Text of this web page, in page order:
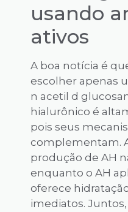
usando
ativos
A boa notícia é
escolher apenas
n acetil d
hialurônico é
pois seus
complementam.
produção de AH
enquanto o AH
oferece
imediatos.